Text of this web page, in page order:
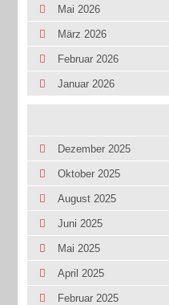
Mai 2026
März 2026
Februar 2026
Januar 2026
Dezember 2025
Oktober 2025
August 2025
Juni 2025
Mai 2025
April 2025
Februar 2025